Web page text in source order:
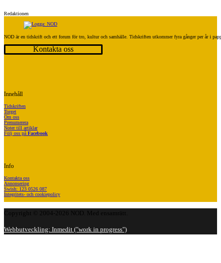
Redaktionen
NOD är en tidskrift och ett forum för tro, kultur och samhälle. Tidskriften utkommer fyra gånger per år i
Kontakta oss
Innehåll
Tidskriften
Torget
Om oss
Prenumerera
Noter till artiklar
Följ oss på Facebook
Info
Kontakta oss
Annonsering
Swish: 123 0526 087
Integritets- och cookiepolicy
Copyright © 2004-2026 NOD. Med ensamrätt.
Webbutveckling: Inmedit ("work in progress")